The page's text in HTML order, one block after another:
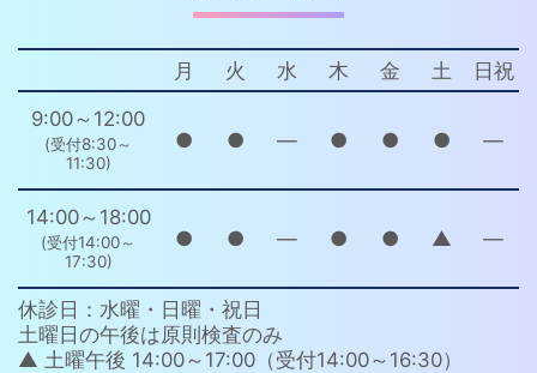
休診日：水曜・日曜・祝日
土曜日の午後は原則検査のみ
▲ 土曜午後 14:00～17:00（受付14:00～16:30）
月 火 水 木 金 土
日祝
9:00～12:00
(受付8:30～
11:30)
● ● ― ● ● ● ―
14:00～18:00
(受付14:00～
17:30)
● ● ― ● ● ▲ ―